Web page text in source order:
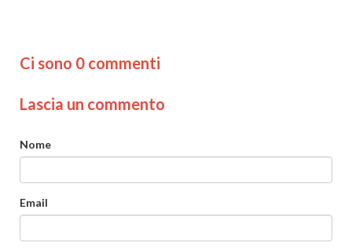
Ci sono 0 commenti
Lascia un commento
Nome
Email